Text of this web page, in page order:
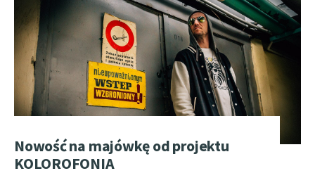
Nowość na majówkę od projektu
KOLOROFONIA